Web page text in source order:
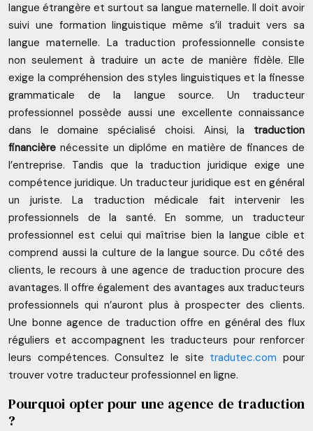
langue étrangère et surtout sa langue maternelle. Il doit avoir
suivi une formation linguistique même s’il traduit vers sa
langue maternelle. La traduction professionnelle consiste
non seulement à traduire un acte de manière fidèle. Elle
exige la compréhension des styles linguistiques et la finesse
grammaticale de la langue source. Un traducteur
professionnel possède aussi une excellente connaissance
dans le domaine spécialisé choisi. Ainsi, la traduction
financière nécessite un diplôme en matière de finances de
l’entreprise. Tandis que la traduction juridique exige une
compétence juridique. Un traducteur juridique est en général
un juriste. La traduction médicale fait intervenir les
professionnels de la santé. En somme, un traducteur
professionnel est celui qui maîtrise bien la langue cible et
comprend aussi la culture de la langue source. Du côté des
clients, le recours à une agence de traduction procure des
avantages. Il offre également des avantages aux traducteurs
professionnels qui n’auront plus à prospecter des clients.
Une bonne agence de traduction offre en général des flux
réguliers et accompagnent les traducteurs pour renforcer
leurs compétences. Consultez le site tradutec.com pour
trouver votre traducteur professionnel en ligne.
Pourquoi opter pour une agence de traduction
?